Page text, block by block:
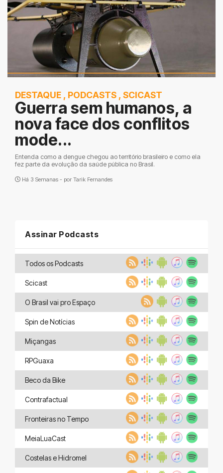
DESTAQUE , PODCASTS , SCICAST
Guerra sem humanos, a
nova face dos conflitos
mode...
Entenda como a dengue chegou ao território brasileiro e como ela
fez parte da evolução da saúde pública no Brasil.
Há 3 Semanas - por Tarik Fernandes
Assinar Podcasts
Todos os Podcasts
Scicast
O Brasil vai pro Espaço
Spin de Notícias
Miçangas
RPGuaxa
Beco da Bike
Contrafactual
Fronteiras no Tempo
MeiaLuaCast
Costelas e Hidromel